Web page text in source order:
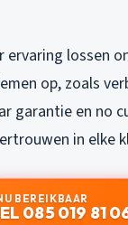
ervaring lossen
op, zoals
garantie en no
in elke
BEREIKBAAR
085 019 81